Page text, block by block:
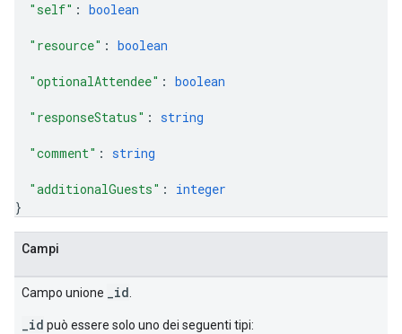
"self" : boolean
"resource" : boolean
"optionalAttendee" : boolean
"responseStatus" : string
"comment" : string
"additionalGuests" : integer
}
Campi
Campo unione _id
_id può essere solo uno dei seguenti tipi: